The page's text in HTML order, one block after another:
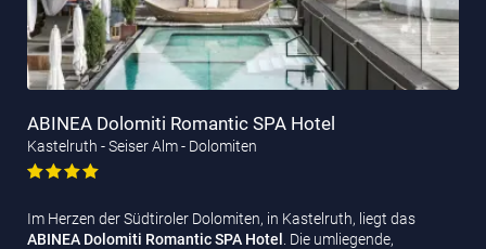
ABINEA Dolomiti Romantic SPA Hotel
Kastelruth - Seiser Alm - Dolomiten
Im Herzen der Südtiroler Dolomiten, in Kastelruth, liegt das
ABINEA Dolomiti Romantic SPA Hotel
. Die umliegende,